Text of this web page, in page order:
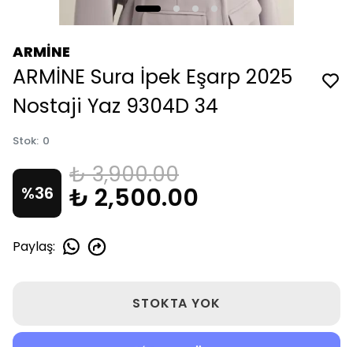
ARMİNE
ARMİNE Sura İpek Eşarp 2025
Nostaji Yaz 9304D 34
Stok: 0
%36
₺ 3,900.00
₺ 2,500.00
Paylaş:
STOKTA YOK